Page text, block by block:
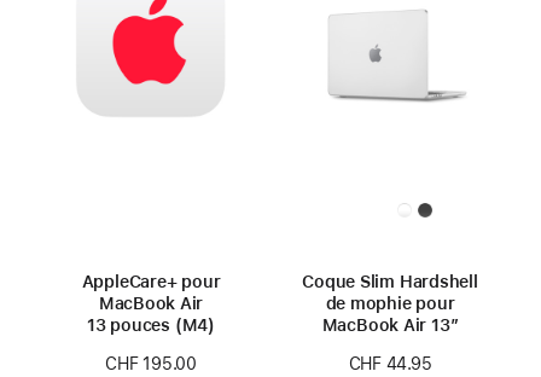
AppleCare+ pour
MacBook Air
13 pouces (M4)
CHF 195.00
Coque Slim Hardshell
de mophie pour
MacBook Air 13″
CHF 44.95